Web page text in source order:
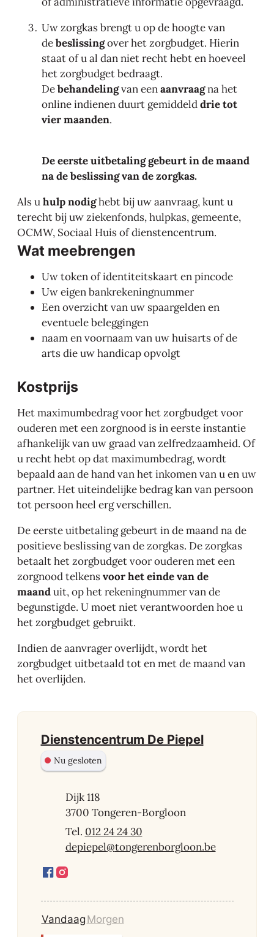
Uw zorgkas brengt u op de hoogte van
debeslissingover het zorgbudget. Hierin
staat of u al dan niet recht hebt en hoeveel
het zorgbudget bedraagt.
Debehandelingvan eenaanvraagna het
online indienen duurt gemiddelddrie tot
vier maanden.
De eerste uitbetaling gebeurt in de maand
na de beslissing van de zorgkas.
Als uhulp nodighebt bij uw aanvraag, kunt u
terecht bij uw ziekenfonds, hulpkas, gemeente,
OCMW, Sociaal Huis of dienstencentrum.
Wat meebrengen
Uw token of identiteitskaart en pincode
Uw eigen bankrekeningnummer
Een overzicht van uw spaargelden en
eventuele beleggingen
naam en voornaam van uw huisarts of de
arts die uw handicap opvolgt
Kostprijs
Het maximumbedrag voor het zorgbudget voor
ouderen met een zorgnood is in eerste instantie
afhankelijk van uw graad van zelfredzaamheid. Of
u recht hebt op dat maximumbedrag, wordt
bepaald aan de hand van het inkomen van u en uw
partner. Het uiteindelijke bedrag kan van persoon
tot persoon heel erg verschillen.
De eerste uitbetaling gebeurt in de maand na de
positieve beslissing van de zorgkas. De zorgkas
betaalt het zorgbudget voor ouderen met een
zorgnood telkensvoor het einde van de
maanduit, op het rekeningnummer van de
begunstigde. U moet niet verantwoorden hoe u
het zorgbudget gebruikt.
Indien de aanvrager overlijdt, wordt het
zorgbudget uitbetaald tot en met de maand van
het overlijden.
Contact
Dienstencentrum De Piepel
Nu gesloten
AdresDijk 118
,3700 Tongeren-Borgloon
012 24 24 30
E-maildepiepel@tongerenborgloon.be
Facebook
Instagram
Vandaag Morgen